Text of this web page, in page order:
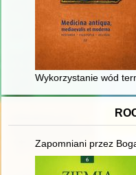
Wykorzystanie wód
Zapomniani przez